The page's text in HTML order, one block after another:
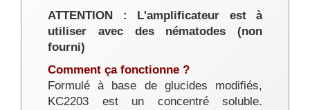
ATTENTION : L'amplificateur est à
utiliser avec des nématodes (non
fourni)
Comment ça fonctionne ?
Formulé à base de glucides modifiés,
KC2203 est un concentré soluble.